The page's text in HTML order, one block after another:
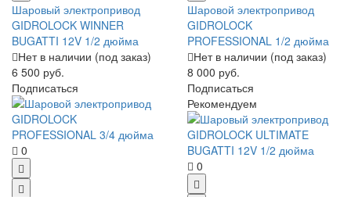
Шаровый электропривод
GIDROLOCK WINNER
BUGATTI 12V 1/2 дюйма
Нет в наличии (под заказ)
6 500 руб.
Подписаться
Шаровой электропривод
GIDROLOCK
PROFESSIONAL 1/2 дюйма
Нет в наличии (под заказ)
8 000 руб.
Подписаться
0
Рекомендуем
0